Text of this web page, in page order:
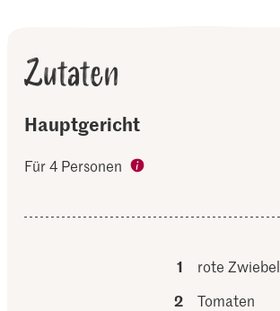
Zutaten
Hauptgericht
Für 4 Personen
1
rote Zwiebel
2
Tomaten